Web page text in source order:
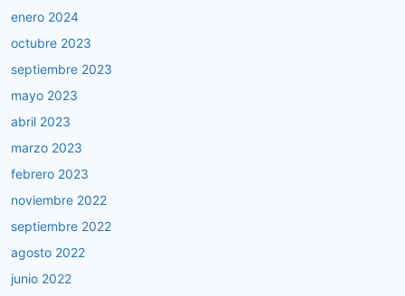
enero 2024
octubre 2023
septiembre 2023
mayo 2023
abril 2023
marzo 2023
febrero 2023
noviembre 2022
septiembre 2022
agosto 2022
junio 2022